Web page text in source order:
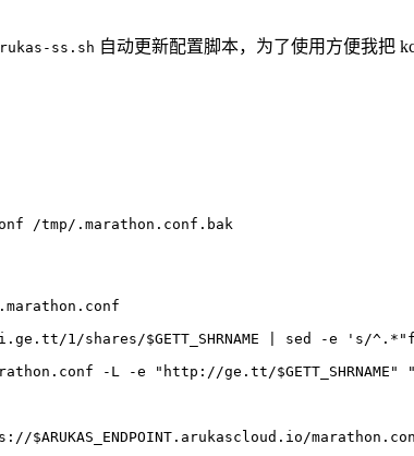
ss.sh 自动更新配置脚本，为了使用方便我把
/tmp/.marathon.conf.bak